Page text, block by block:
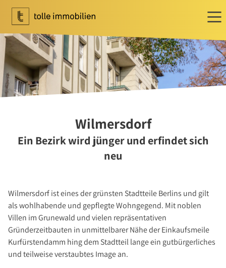
Wohnen
Ihr Makler für Wohnen
Immobilie bewerten
Immobilie verkaufen
Marktbericht 2025/2026
Referenzen
Investment Suchauftrag
Newsletter Investment
Wilmersdorf
Ein Bezirk wird jünger und erfindet sich
neu
Wilmersdorf ist eines der grünsten Stadtteile Berlins und gilt
als wohlhabende und gepflegte Wohngegend. Mit noblen
Villen im Grunewald und vielen repräsentativen
Gründerzeitbauten in unmittelbarer Nähe der Einkaufsmeile
Kurfürstendamm hing dem Stadtteil lange ein gutbürgerliches
und teilweise verstaubtes Image an.